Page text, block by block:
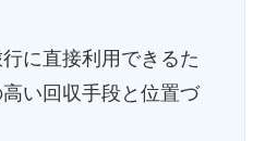
に直接利用できるた
い回収手段と位置づ